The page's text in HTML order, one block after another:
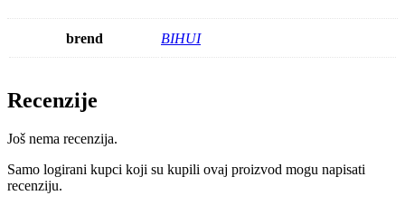
brend BIHUI
Recenzije
Još nema recenzija.
Samo logirani kupci koji su kupili ovaj proizvod mogu napisati
recenziju.